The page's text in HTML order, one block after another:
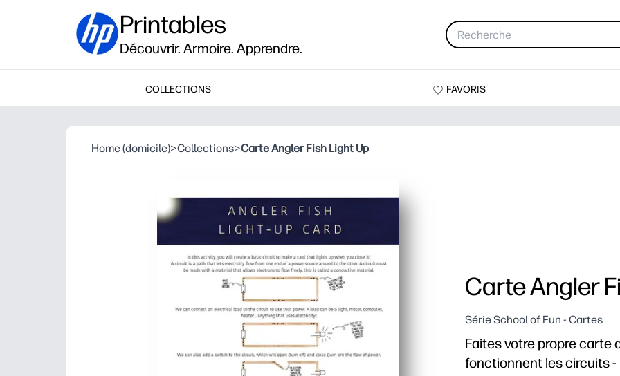
Printables
Découvrir. Armoire. Apprendre.
COLLECTIONS FAVORIS
Home (domicile)>Collections>Carte Angler Fish Light Up
Carte Angler
Série School of Fun - Cartes
Faites votre propre carte
fonctionnent les circuits -